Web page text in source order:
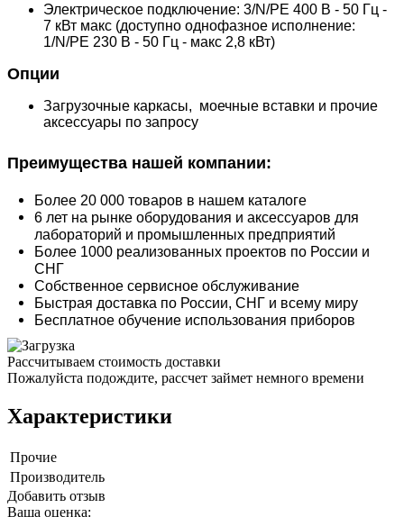
Электрическое подключение: 3/N/PE 400 В - 50 Гц -
7 кВт макс (доступно однофазное исполнение:
1/N/PE 230 В - 50 Гц - макс 2,8 кВт)
Опции
Загрузочные каркасы, моечные вставки и прочие
аксессуары по запросу
Преимущества нашей компании:
Более 20 000 товаров в нашем каталоге
6 лет на рынке оборудования и аксессуаров для
лабораторий и промышленных предприятий
Более 1000 реализованных проектов по России и
СНГ
Собственное сервисное обслуживание
Быстрая доставка по России, СНГ и всему миру
Бесплатное обучение использования приборов
Рассчитываем стоимость доставки
Пожалуйста подождите, рассчет займет немного времени
Характеристики
Прочие
Производитель
Добавить отзыв
Ваша оценка: